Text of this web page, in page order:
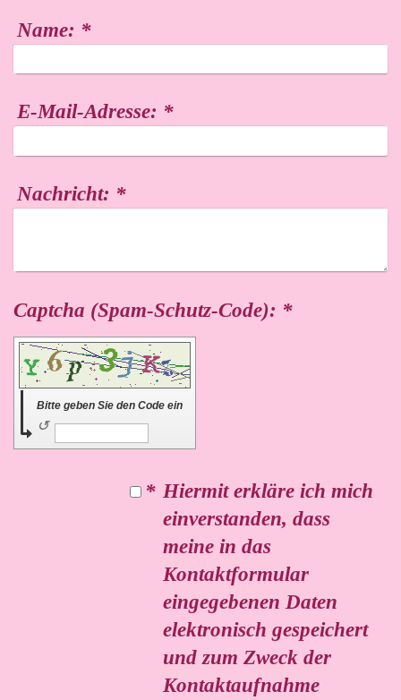
Name: *
E-Mail-Adresse: *
Nachricht: *
Captcha (Spam-Schutz-Code): *
Bitte geben Sie den Code ein
↺
* Hiermit erkläre ich mich
einverstanden, dass
meine in das
Kontaktformular
eingegebenen Daten
elektronisch gespeichert
und zum Zweck der
Kontaktaufnahme